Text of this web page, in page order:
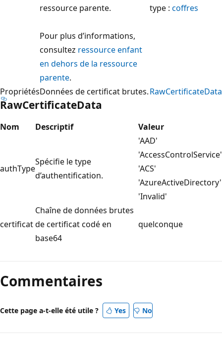
ressource parente.
Pour plus d’informations,
consultez ressource enfant
en dehors de la ressource
parente.
type : coffres
PropriétésDonnées de certificat brutes.RawCertificateData
RawCertificateData
Nom Descriptif Valeur
authType
Spécifie le type
d’authentification.
'AAD'
'AccessControlService'
'ACS'
'AzureActiveDirectory'
'Invalid'
certificat
Chaîne de données brutes
de certificat codé en
base64
quelconque
lecture
désactivé
Commentaires
Cette page a-t-elle été utile ? Yes No